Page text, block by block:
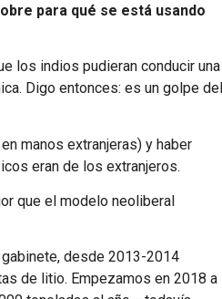
para qué se está usando
los indios pudieran conducir una
Digo entonces: es un golpe del
manos extranjeras) y haber
eran de los extranjeros.
que el modelo neoliberal
gabinete, desde 2013-2014
de litio. Empezamos en 2018 a